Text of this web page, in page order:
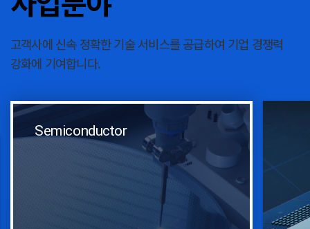
고객사에 신속 정확한 기술 서비스를 공급하여 기업 경쟁력
강화에 기여합니다.
Semiconductor